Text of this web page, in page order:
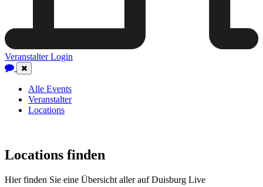
Veranstalter Login
Close
Navigation
Alle Events
Veranstalter
Locations
Locations finden
Hier finden Sie eine Übersicht aller auf Duisburg Live